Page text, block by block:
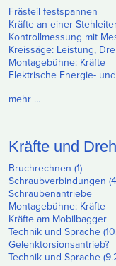
Frästeil festspannen
Kräfte an einer
Kontrollmessung mit
Kreissäge: Leistung,
Montagebühne: Kräfte
Elektrische Energie-
mehr …
Kräfte und
Bruchrechnen (1)
Schraubverbindungen
Schraubenantriebe
Montagebühne: Kräfte
Kräfte am Mobilbagger
Technik und Sprache
Gelenktorsionsantrieb?
Technik und Sprache